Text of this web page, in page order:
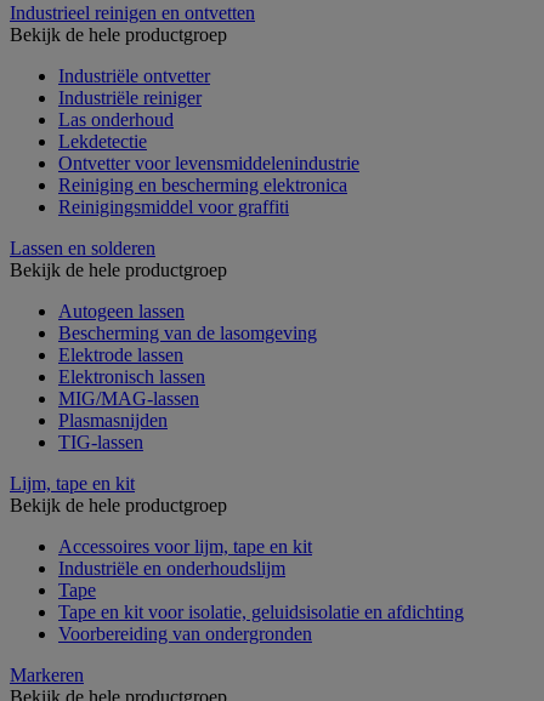
Industrieel reinigen en ontvetten
Bekijk de hele productgroep
Industriële ontvetter
Industriële reiniger
Las onderhoud
Lekdetectie
Ontvetter voor levensmiddelenindustrie
Reiniging en bescherming elektronica
Reinigingsmiddel voor graffiti
Lassen en solderen
Bekijk de hele productgroep
Autogeen lassen
Bescherming van de lasomgeving
Elektrode lassen
Elektronisch lassen
MIG/MAG-lassen
Plasmasnijden
TIG-lassen
Lijm, tape en kit
Bekijk de hele productgroep
Accessoires voor lijm, tape en kit
Industriële en onderhoudslijm
Tape
Tape en kit voor isolatie, geluidsisolatie en afdichting
Voorbereiding van ondergronden
Markeren
Bekijk de hele productgroep